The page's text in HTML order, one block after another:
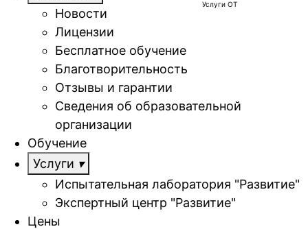
Услуги ОТ
Новости
Лицензии
Бесплатное обучение
Благотворительность
Отзывы и гарантии
Сведения об образовательной
организации
Обучение
Услуги
Испытательная лаборатория "Развитие"
Экспертный центр "Развитие"
Цены